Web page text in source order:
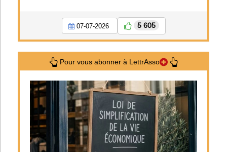
07-07-2026 5 605
Pour vous abonner à LettrAsso